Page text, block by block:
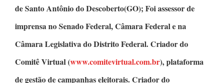
de Santo Antônio do Descoberto(GO); Foi assessor de
imprensa no Senado Federal, Câmara Federal e na
Câmara Legislativa do Distrito Federal.Criador do
Comitê Virtual(www.comitevirtual.com.br), plataforma
de gestão de campanhas eleitorais.Criador do